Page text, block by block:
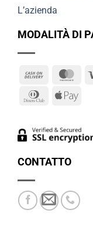
L’azienda
MODALITÀ DI
Cash
Delivery
Dinners
CONTATTO